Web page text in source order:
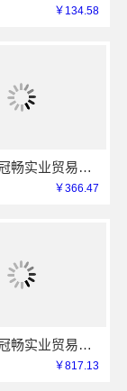
￥134.58
湖北省腾冠畅实业贸易有限公司：知名轮胎平台价格解析
￥366.47
湖北省腾冠畅实业贸易有限公司：线下轮胎批发公司怎么做
￥817.13